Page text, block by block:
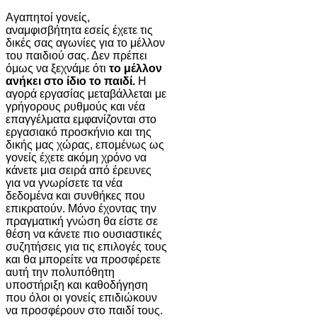
Αγαπητοί γονείς,
αναμφισβήτητα εσείς έχετε τις
δικές σας αγωνίες για το μέλλον
του παιδιού σας. Δεν πρέπει
όμως να ξεχνάμε ότι το μέλλον
ανήκει στο ίδιο το παιδί. Η
αγορά εργασίας μεταβάλλεται με
γρήγορους ρυθμούς και νέα
επαγγέλματα εμφανίζονται στο
εργασιακό προσκήνιο και της
δικής μας χώρας, επομένως ως
γονείς έχετε ακόμη χρόνο να
κάνετε μια σειρά από έρευνες
για να γνωρίσετε τα νέα
δεδομένα και συνθήκες που
επικρατούν. Μόνο έχοντας την
πραγματική γνώση θα είστε σε
θέση να κάνετε πιο ουσιαστικές
συζητήσεις για τις επιλογές τους
και θα μπορείτε να προσφέρετε
αυτή την πολυπόθητη
υποστήριξη και καθοδήγηση
που όλοι οι γονείς επιδιώκουν
να προσφέρουν στο παιδί τους.